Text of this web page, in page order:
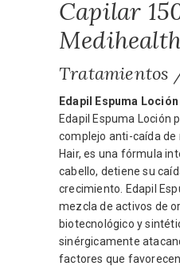
Capilar
Tratamientos
Edapil Espuma Loción
Edapil Espuma Loción
complejo anti-caída de
Hair, es una fórmula
cabello, detiene su
crecimiento. Edapil
mezcla de activos de
biotecnológico y
sinérgicamente
factores que